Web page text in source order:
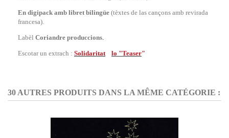
En digipack amb libret bilingüe (tèxtes de las cançons amb revirada
francesa).
Labèl Coriandre produccions.
Escotar un extrach : Solidaritat lo "Teaser"
30 AUTRES PRODUITS DANS LA MÊME CATÉGORIE :